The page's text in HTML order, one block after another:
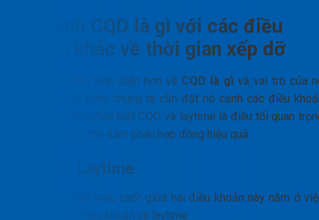
So sánh CQD là gì với các điều
khoản khác về thời gian xếp dỡ
Để có cái nhìn toàn diện hơn về CQD là gì và vai trò của
trong vận tải biển, chúng ta cần đặt nó cạnh các điều
tương tự. Việc phân biệt CQD và laytime là điều tối quan
để các bên có thể đàm phán hợp đồng hiệu quả.
CQD vs. Laytime
Điểm khác biệt mấu chốt giữa hai điều khoản này nằm ở
xác định các điều khoản về laytime.